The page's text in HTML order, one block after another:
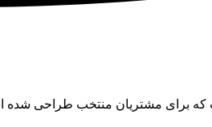
برای مشتریان منتخب طراحی شده